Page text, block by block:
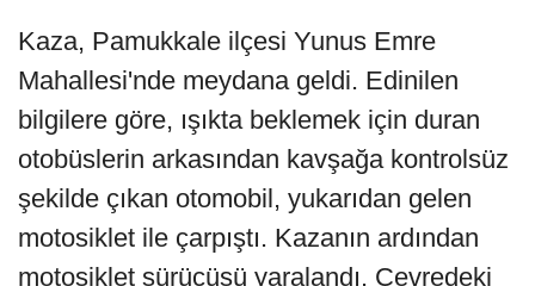
Kaza, Pamukkale ilçesi Yunus Emre
Mahallesi'nde meydana geldi. Edinilen
bilgilere göre, ışıkta beklemek için duran
otobüslerin arkasından kavşağa kontrolsüz
şekilde çıkan otomobil, yukarıdan gelen
motosiklet ile çarpıştı. Kazanın ardından
motosiklet sürücüsü yaralandı. Çevredeki